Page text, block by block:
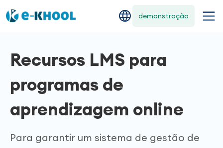
demonstração
Recursos LMS para
programas de
aprendizagem online
Para garantir um sistema de gestão de